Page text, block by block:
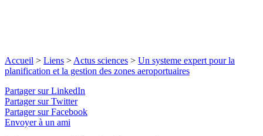
Accueil > Liens > Actus sciences > Un systeme expert pour la
planification et la gestion des zones aeroportuaires
Partager sur LinkedIn
Partager sur Twitter
Partager sur Facebook
Envoyer à un ami